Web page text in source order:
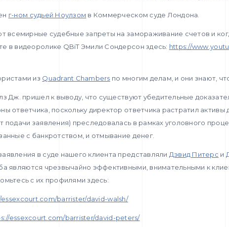
г-ном судьей Ноулзом в Коммерческом суде Лондона.
всемирные судебные запреты на замораживание счетов и
в видеоролике QBiT Эмили Сондерсон здесь: https://
из Quadrant Chambers по многим делам, и они знают,
Дж. пришел к выводу, что существуют убедительные
ответчика, поскольку директор ответчика растратил активы
подачи заявления) преследовалась в рамках уголовного
с банкротством, и отмывание денег.
в суде нашего клиента представляли Дэвид Питерс и
являются чрезвычайно эффективными, внимательными к
с их профилями здесь:
essexcourt.com/barrister/david-walsh/
essexcourt.com/barrister/david-peters/